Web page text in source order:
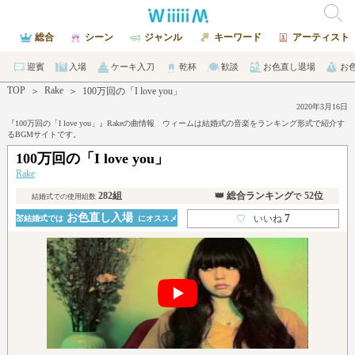
総合 シーン ジャンル キーワード アーティスト
迎賓 入場 ケーキ入刀 乾杯 歓談 お色直し退場 お
TOP ＞ Rake ＞ 100万回の「I love you」
2020年3月16日
『100万回の「I love you」』Rakeの曲情報 ウィームは結婚式の音楽をランキング形式で紹介す
るBGMサイトです。
100万回の「I love you」
Rake
結婚式での使用組数282組 👑 総合ランキングで 52位
💒結婚式ではお色直し入場 にオススメ ♡ いいね7